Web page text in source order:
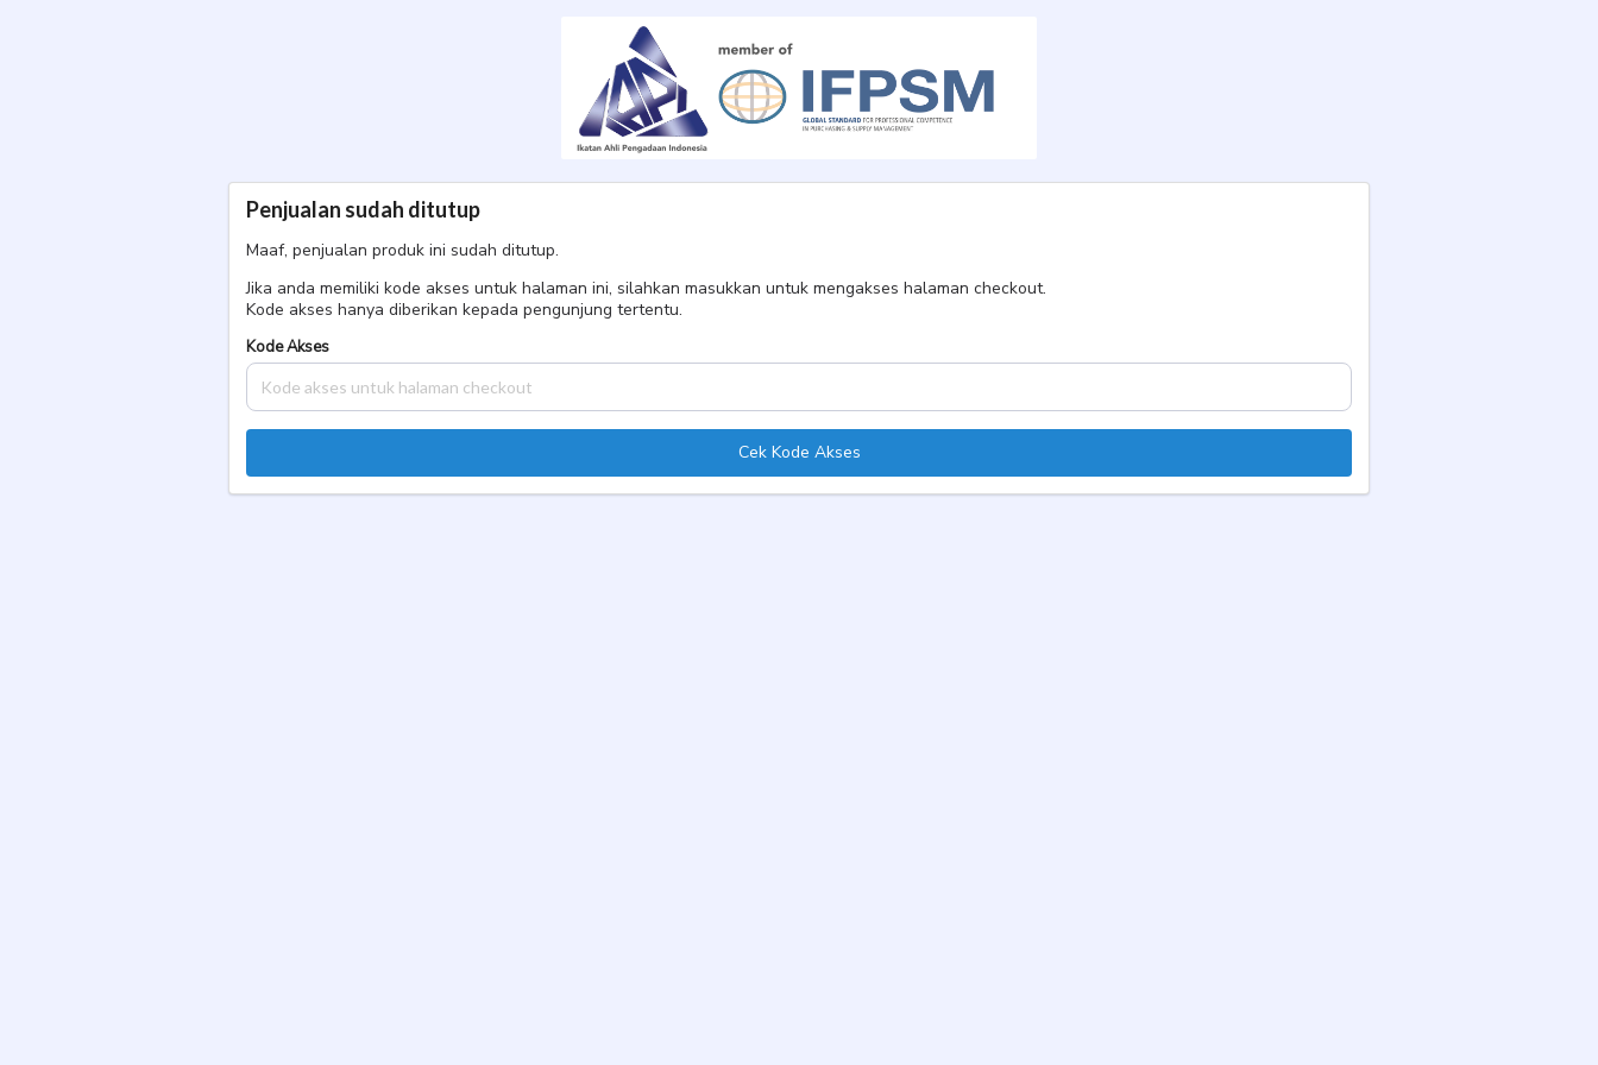
Penjualan sudah ditutup
Maaf, penjualan produk ini sudah ditutup.
Jika anda memiliki kode akses untuk halaman ini, silahkan masukkan untuk mengakses halaman checkout.
Kode akses hanya diberikan kepada pengunjung tertentu.
Kode Akses
Cek Kode Akses